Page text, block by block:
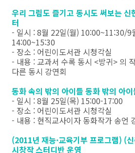
우리 그림도 즐기고 동시도 써보는 신
터
- 일시 : 8월 22일(월) 10:00~11:30/9
14:00~15:30
- 장소 : 어린이도서관 시청각실
- 내용 : 교과서 수록 동시 <방귀> 의
다른 동시 강연회
동화 속의 밖의 아이들 동화 밖의 아이
- 일시 : 8월 25일(목) 15:00-17:00
- 장소 : 어린이도서관 시청각실
- 내용 : 현직교사이자 동화작가 송언
(2011년 재능·교육기부 프로그램) (
시창작 스터디반 운영